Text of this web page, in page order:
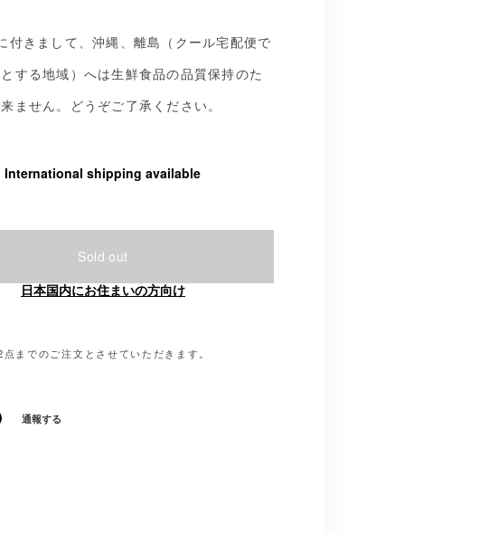
付きまして、沖縄、離島（クール宅配便で
する地域）へは生鮮食品の品質保持のた
ません。どうぞご了承ください。
International shipping available
Sold out
日本国内にお住まいの方向け
までのご注文とさせていただきます。
通報する